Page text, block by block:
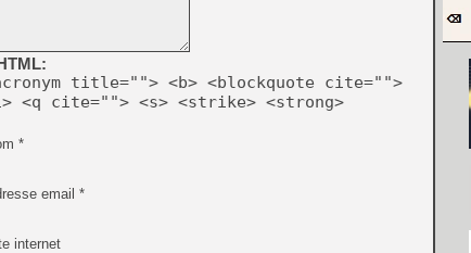
title=""> <b> <blockquote cite="">
<q cite=""> <s> <strike> <strong>
*
email *
internet